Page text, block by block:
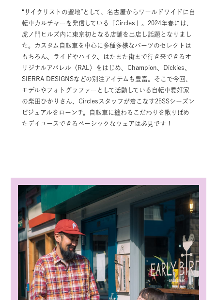
“サイクリストの聖地”として、名古屋からワールドワイドに自
転車カルチャーを発信している「Circles」。2024年春には、
虎ノ門ヒルズ内に東京初となる店舗を出店し話題となりまし
た。カスタム自転車を中心に多種多様なパーツのセレクトは
もちろん、ライドやハイク、はたまた街まで行き来できるオ
リジナルアパレル〈RAL〉をはじめ、Champion、Dickies、
SIERRA DESIGNSなどの別注アイテムも豊富。そこで今回、
モデルやフォトグラファーとして活動している自転車愛好家
の柴田ひかりさん、Circlesスタッフが着こなす25SSシーズン
ビジュアルをローンチ。自転車に纏わるこだわりを散りばめ
たデイユースできるベーシックなウェアは必見です！